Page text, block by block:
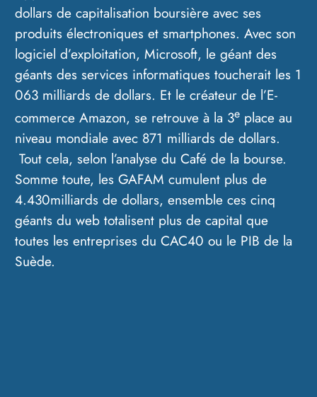
dollars de capitalisation boursière avec ses
produits électroniques et smartphones. Avec son
logiciel d’exploitation, Microsoft, le géant des
géants des services informatiques toucherait les 1
063 milliards de dollars. Et le créateur de l’E-
commerce Amazon, se retrouve à la 3e place au
niveau mondiale avec 871 milliards de dollars.
Tout cela, selon l’analyse du Café de la bourse.
Somme toute, les GAFAM cumulent plus de
4.430milliards de dollars, ensemble ces cinq
géants du web totalisent plus de capital que
toutes les entreprises du CAC40 ou le PIB de la
Suède.